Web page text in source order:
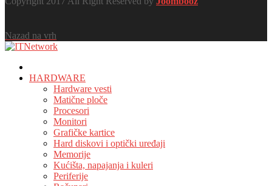
Nazad na vrh
HARDWARE
Hardware vesti
Matične ploče
Procesori
Monitori
Grafičke kartice
Hard diskovi i optički uređaji
Memorije
Kućišta, napajanja i kuleri
Periferije